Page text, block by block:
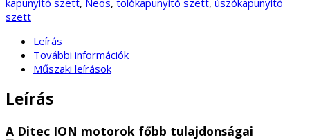
szett
Leírás
További információk
Műszaki leírások
Leírás
A Ditec ION motorok főbb tulajdonságai